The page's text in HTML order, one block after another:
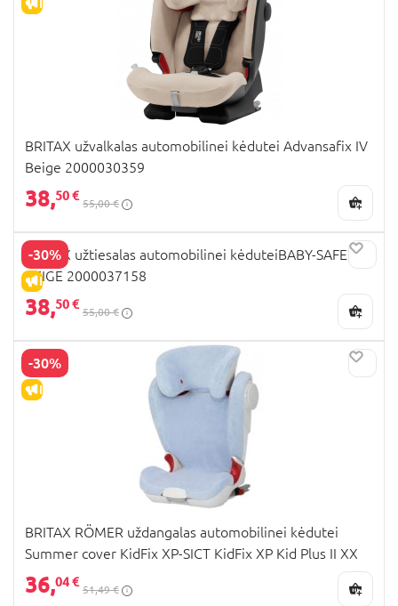
BRITAX užvalkalas automobilinei kėdutei Advansafix IV
Beige 2000030359
38,50 €
55,00 €
-30%
IŠPARDAVIMAS
BRITAX užtiesalas automobilinei kėduteiBABY-SAFE 5Z
BEIGE 2000037158
38,50 €
55,00 €
-30%
IŠPARDAVIMAS
BRITAX RÖMER uždangalas automobilinei kėdutei
Summer cover KidFix XP-SICT KidFix XP Kid Plus II XX
Blue
36,04 €
51,49 €